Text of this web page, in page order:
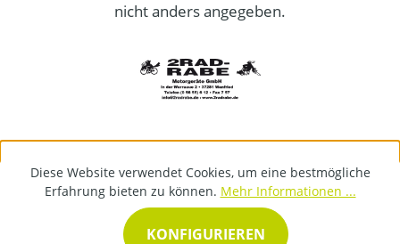
nicht anders angegeben.
Diese Website verwendet Cookies, um eine bestmögliche
Erfahrung bieten zu können. Mehr Informationen ...
KONFIGURIEREN